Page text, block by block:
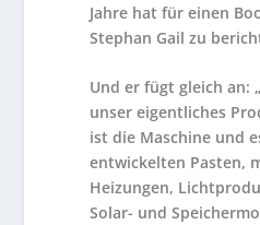
Jahre hat für einen
Stephan Gail zu
Und er fügt gleich an:
unser eigentliches
ist die Maschine und
entwickelten Pasten,
Heizungen,
Solar- und